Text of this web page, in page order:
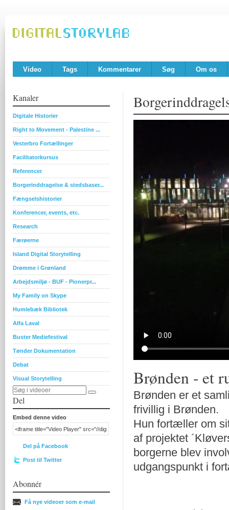
Video Tags Kommentarer Søg Om os
Kanaler
Digitale Historier
Right to Movement - Palestine ...
Vesterbro Fortællinger
Facilitatorkursus
Referencer
Borgerinddragelse & stedsbaser...
Fængselshistorier
Konferencer, events, etc.
Research
Færøerne
Island Digital Storytelling
Drømme i Grønland
Arbejdsmiljø - BUF - Pionerpr...
My Family on Skype
Humlebæk Bibliotek
Alfa Laval
Buster Mediefestival
Tønder Dokumentation
Debat
Visual Storytelling
Del
Embed denne video
Del på Facebook
Post til Twitter
Abonnér
Få nye videoer som e-mail
Brønden - et
Brønden er et
frivillig i Brønden.
Hun fortæller om
af projektet
borgerne blev
udgangspunkt i